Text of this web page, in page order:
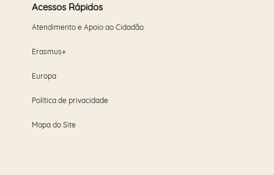
Acessos Rápidos
Atendimento e Apoio ao Cidadão
Erasmus+
Europa
Política de privacidade
Mapa do Site